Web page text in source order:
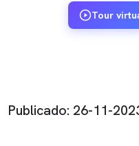
Tour
Publicado: 26-11-